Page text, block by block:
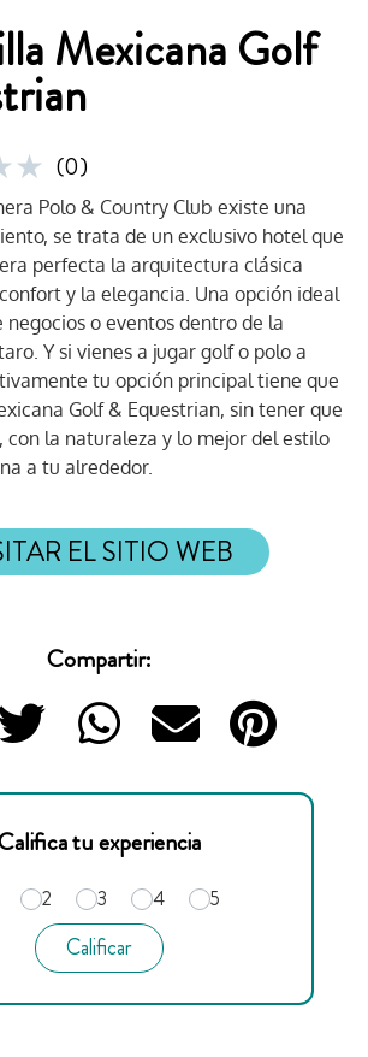
Mexicana Golf
★ (0)
Polo & Country Club existe una
se trata de un exclusivo hotel que
perfecta la arquitectura clásica
y la elegancia. Una opción ideal
negocios o eventos dentro de la
Y si vienes a jugar golf o polo a
tu opción principal tiene que
Golf & Equestrian, sin tener que
con la naturaleza y lo mejor del estilo
a tu alrededor.
EL SITIO WEB
Compartir:
tu experiencia
2 3 4 5
Calificar